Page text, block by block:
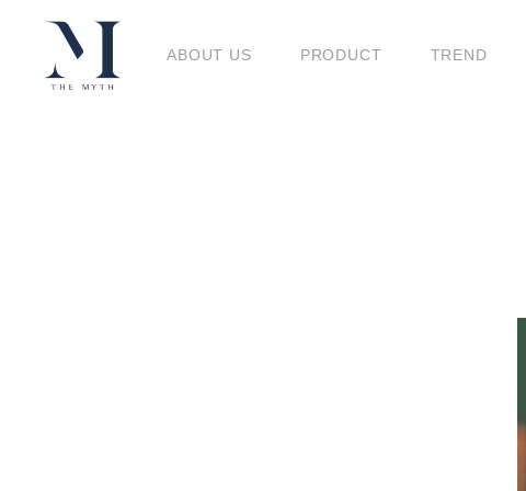
ABOUT US PRODUCT TREND
BLOG